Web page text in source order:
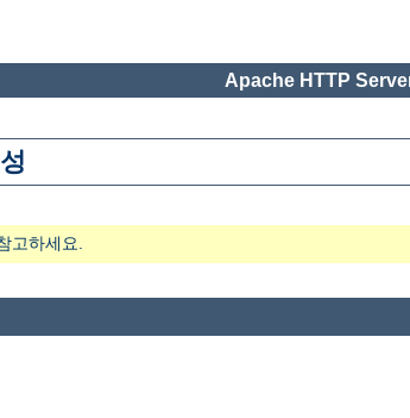
Apache HTTP
고하세요.